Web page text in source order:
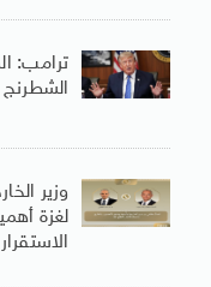
ترامب:
الشطرنج
وزير
لغزة